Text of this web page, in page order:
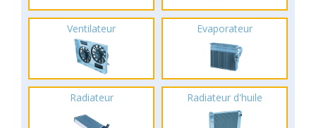
Ventilateur Evaporateur
Radiateur Radiateur d'huile